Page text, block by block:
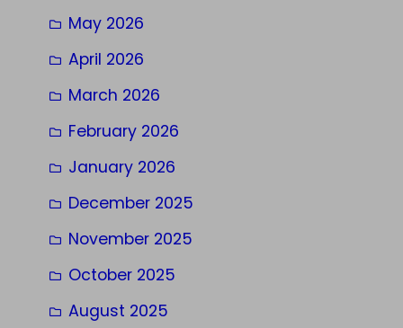
May 2026
April 2026
March 2026
February 2026
January 2026
December 2025
November 2025
October 2025
August 2025